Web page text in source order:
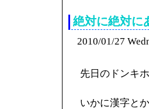
絶対に絶対に
2010/01/27
先日のドンキ
いかに漢字と